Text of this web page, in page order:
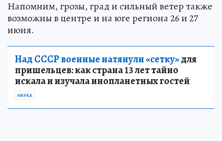
Напомним, грозы, град и сильный ветер также
возможны в центре и на юге региона 26 и 27
июня.
Над СССР военные натянули «сетку»для
пришельцев: как страна 13 лет тайно
искала и изучала инопланетных гостей
НАУКА